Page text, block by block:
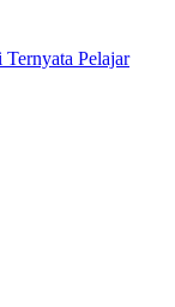
Pelajar